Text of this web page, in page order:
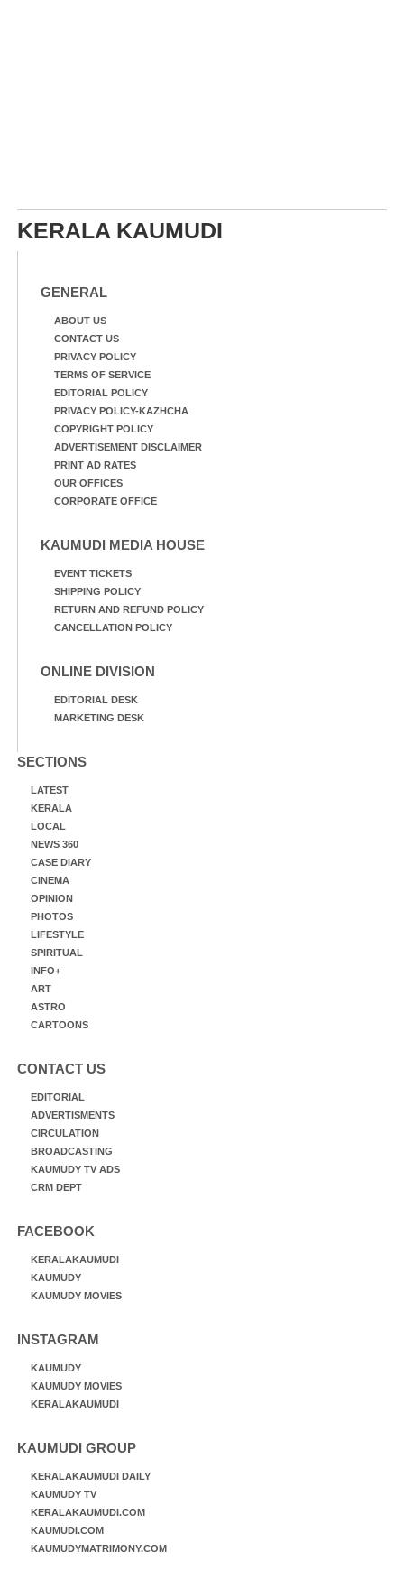
KERALA KAUMUDI
GENERAL
ABOUT US
CONTACT US
PRIVACY POLICY
TERMS OF SERVICE
EDITORIAL POLICY
PRIVACY POLICY-KAZHCHA
COPYRIGHT POLICY
ADVERTISEMENT DISCLAIMER
PRINT AD RATES
OUR OFFICES
CORPORATE OFFICE
KAUMUDI MEDIA HOUSE
EVENT TICKETS
SHIPPING POLICY
RETURN AND REFUND POLICY
CANCELLATION POLICY
ONLINE DIVISION
EDITORIAL DESK
MARKETING DESK
SECTIONS
LATEST
KERALA
LOCAL
NEWS 360
CASE DIARY
CINEMA
OPINION
PHOTOS
LIFESTYLE
SPIRITUAL
INFO+
ART
ASTRO
CARTOONS
CONTACT US
EDITORIAL
ADVERTISMENTS
CIRCULATION
BROADCASTING
KAUMUDY TV ADS
CRM DEPT
FACEBOOK
KERALAKAUMUDI
KAUMUDY
KAUMUDY MOVIES
INSTAGRAM
KAUMUDY
KAUMUDY MOVIES
KERALAKAUMUDI
KAUMUDI GROUP
KERALAKAUMUDI DAILY
KAUMUDY TV
KERALAKAUMUDI.COM
KAUMUDI.COM
KAUMUDYMATRIMONY.COM